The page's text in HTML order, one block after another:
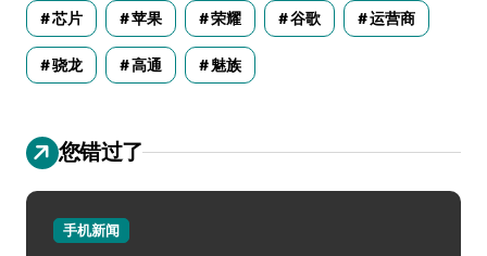
芯片 苹果 荣耀 谷歌 运营商
骁龙 高通 魅族
您错过了
手机新闻